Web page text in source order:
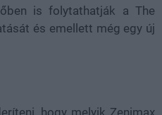
is folytathatják a The
és emellett még egy új
hogy melyik Zenimax